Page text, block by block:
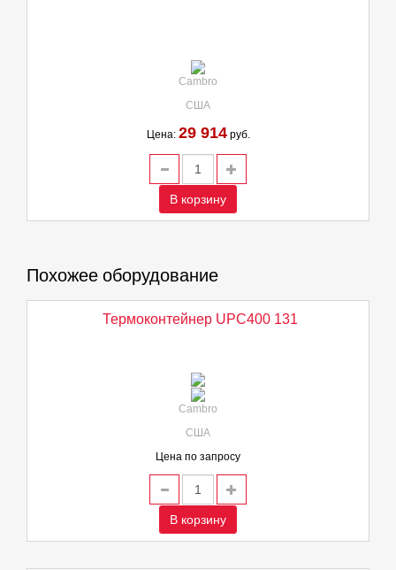
Cambro
США
Цена: 29 914руб.
В корзину
Похожее оборудование
Термоконтейнер UPC400 131
Cambro
США
Цена по запросу
В корзину